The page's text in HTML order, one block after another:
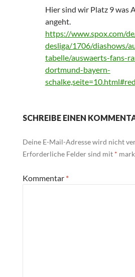
Hier sind wir Platz 9 was
angeht.
https://www.spox.com/
desliga/1706/diashows/
tabelle/auswaerts-fans-
dortmund-bayern-
SCHREIBE EINEN
Deine E-Mail-Adresse wird nicht
Erforderliche Felder sind mit *
Kommentar *